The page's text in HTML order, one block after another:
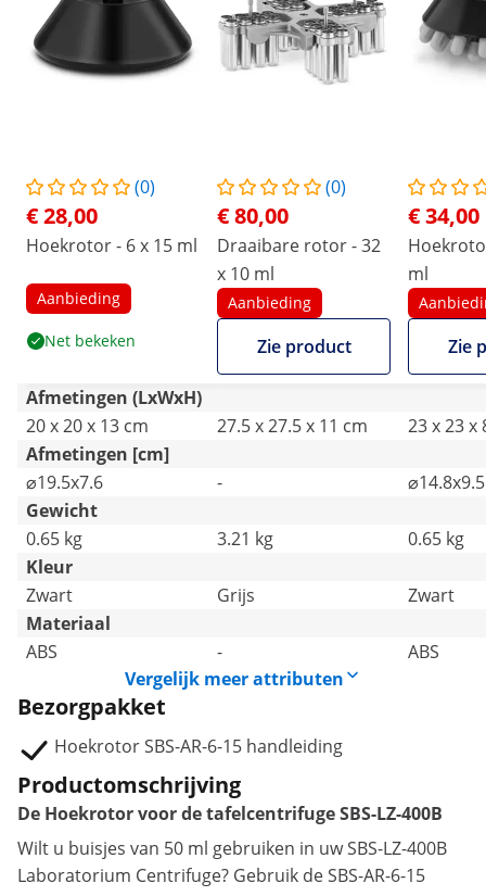
(0)
€ 28,00
Hoekrotor - 6 x 15 ml
Aanbieding
Net bekeken
(0)
€ 80,00
Draaibare rotor - 32
x 10 ml
Aanbieding
Zie product
€ 34,00
ml
Zie
Afmetingen (LxWxH)
20 x 20 x 13 cm
27.5 x 27.5 x 11 cm
23 x 23 x
Afmetingen [cm]
⌀19.5x7.6
-
⌀14.8x9.5
Gewicht
0.65 kg
3.21 kg
0.65 kg
Kleur
Zwart
Grijs
Zwart
Materiaal
ABS
-
ABS
Vergelijk meer attributen
Bezorgpakket
Hoekrotor SBS-AR-6-15 handleiding
Productomschrijving
De Hoekrotor voor de tafelcentrifuge SBS-LZ-400B
Wilt u buisjes van 50 ml gebruiken in uw SBS-LZ-400B
Laboratorium Centrifuge? Gebruik deSBS-AR-6-15